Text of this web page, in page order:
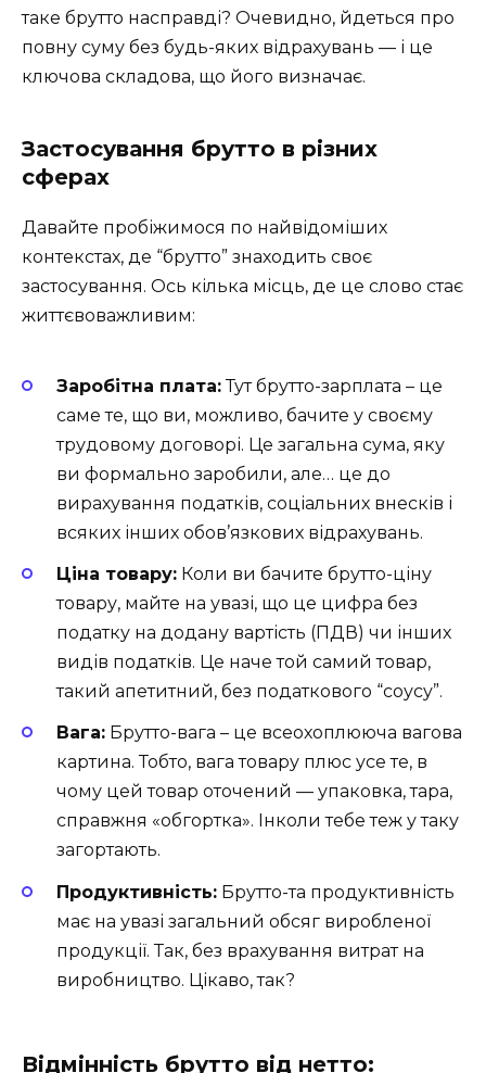
таке брутто насправді? Очевидно, йдеться про
повну суму без будь-яких відрахувань — і це
ключова складова, що його визначає.
Застосування брутто в різних
сферах
Давайте пробіжимося по найвідоміших
контекстах, де “брутто” знаходить своє
застосування. Ось кілька місць, де це слово стає
життєвоважливим:
Заробітна плата:Тут брутто-зарплата – це
саме те, що ви, можливо, бачите у своєму
трудовому договорі. Це загальна сума, яку
ви формально заробили, але… це до
вирахування податків, соціальних внесків і
всяких інших обов’язкових відрахувань.
Ціна товару: Коли ви бачите брутто-ціну
товару, майте на увазі, що це цифра без
податку на додану вартість (ПДВ) чи інших
видів податків. Це наче той самий товар,
такий апетитний, без податкового “соусу”.
Вага: Брутто-вага – це всеохоплююча вагова
картина. Тобто, вага товару плюс усе те, в
чому цей товар оточений — упаковка, тара,
справжня «обгортка». Інколи тебе теж у таку
загортають.
Продуктивність: Брутто-та продуктивність
має на увазі загальний обсяг виробленої
продукції. Так, без врахування витрат на
виробництво. Цікаво, так?
Відмінність брутто від нетто: